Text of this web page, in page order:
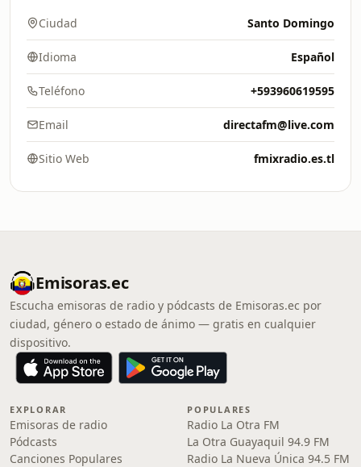
Ciudad Santo Domingo
Idioma Español
Teléfono +593960619595
Email directafm@live.com
Sitio Web fmixradio.es.tl
Emisoras.ec
Escucha emisoras de radio y pódcasts de Emisoras.ec por
ciudad, género o estado de ánimo — gratis en cualquier
dispositivo.
EXPLORAR
Emisoras de radio
Pódcasts
Canciones Populares
POPULARES
Radio La Otra FM
La Otra Guayaquil 94.9 FM
Radio La Nueva Única 94.5 FM